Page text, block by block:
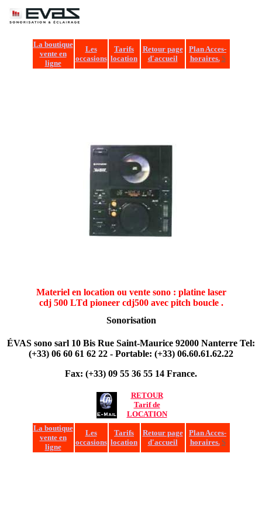
La boutique
vente en
ligne
Les
occasions
Tarifs
location
Retour page
d'accueil
Plan Acces-
horaires. S
Materiel en location ou vente sono : platine laser
cdj 500 LTd pioneer cdj500 avec pitch boucle .
Sonorisation
ÉVAS sono sarl 10 Bis Rue Saint-Maurice 92000 Nanterre Tel:
(+33) 06 60 61 62 22 - Portable: (+33) 06.60.61.62.22
Fax: (+33) 09 55 36 55 14 France.
RETOUR
Tarif de
LOCATION
La boutique
vente en
ligne
Les
occasions
Tarifs
location
Retour page
d'accueil
Plan Acces-
horaires. S